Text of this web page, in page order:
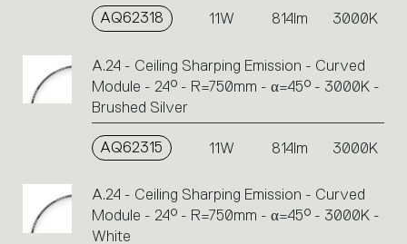
AQ62318 11W 814lm 3000K
A.24 - Ceiling Sharping Emission - Curved
Module - 24° - R=750mm - α=45° - 3000K -
Brushed Silver
AQ62315 11W 814lm 3000K
A.24 - Ceiling Sharping Emission - Curved
Module - 24° - R=750mm - α=45° - 3000K -
White